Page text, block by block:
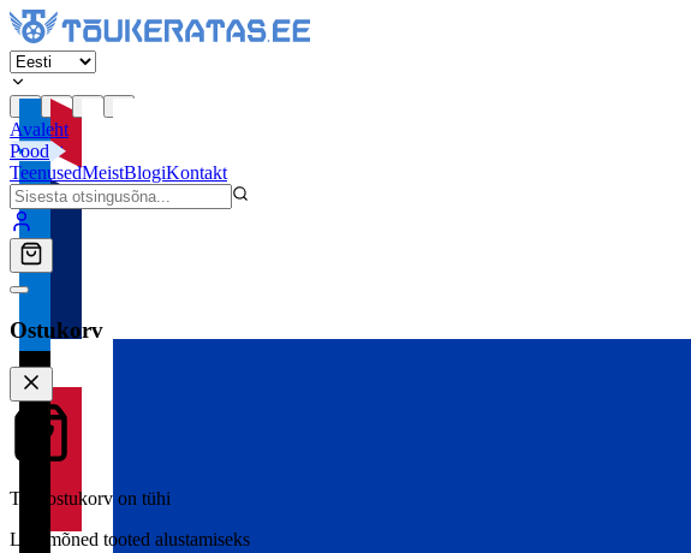
Avaleht
Pood
TeenusedMeistBlogiKontakt
Ostukorv
Teie ostukorv on tühi
Lisa mõned tooted alustamiseks